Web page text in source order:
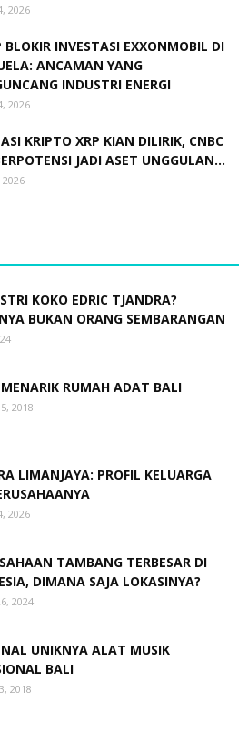
2026
BLOKIR INVESTASI EXXONMOBIL DI
ANCAMAN YANG
INDUSTRI ENERGI
2026
KRIPTO XRP KIAN DILIRIK, CNBC
JADI ASET UNGGULAN...
2026
KOKO EDRIC TJANDRA?
BUKAN ORANG SEMBARANGAN
RUMAH ADAT BALI
2018
LIMANJAYA: PROFIL KELUARGA
2026
TAMBANG TERBESAR DI
DIMANA SAJA LOKASINYA?
2024
UNIKNYA ALAT MUSIK
BALI
2018